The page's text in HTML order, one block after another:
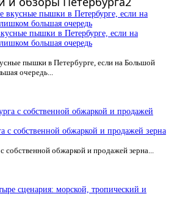
пышки в Петербурге, если на
большая очередь
пышки в Петербурге, если на Большой
очередь...
с собственной обжаркой и продажей зерна
собственной обжаркой и продажей зерна...